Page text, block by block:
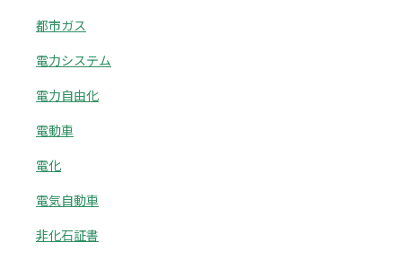
都市ガス
電力システム
電力自由化
電動車
電化
電気自動車
非化石証書